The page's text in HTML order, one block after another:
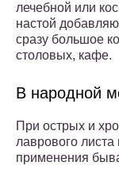
лечебной или
настой
сразу большое
столовых, кафе.
В народной
При острых и
лаврового
применения